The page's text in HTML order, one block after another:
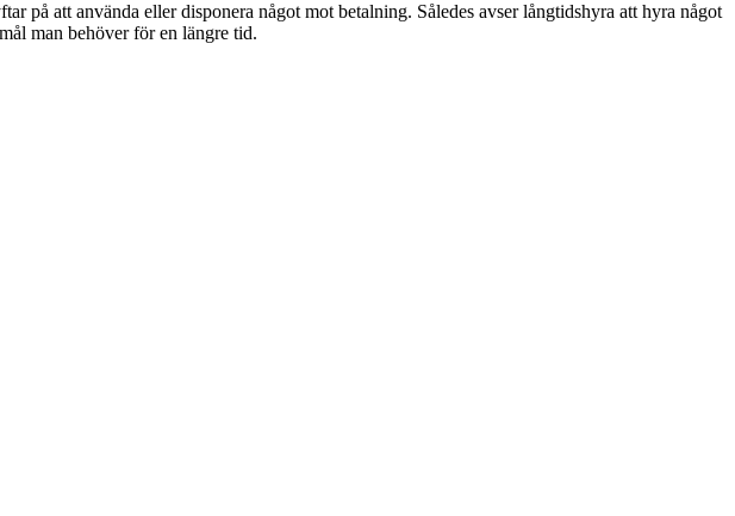
på att använda eller disponera något mot betalning. Således avser långtidshyra att hyra något
man behöver för en längre tid.